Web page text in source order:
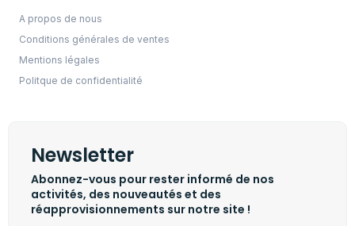
A propos de nous
Conditions générales de ventes
Mentions légales
Politque de confidentialité
Newsletter
Abonnez-vous pour rester informé de nos
activités, des nouveautés et des
réapprovisionnements sur notre site !